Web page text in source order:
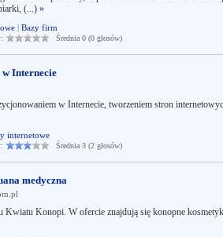
(...) »
| Bazy firm
Średnia 0 (0 głosów)
Internecie
w Internecie, tworzeniem stron
internetowe
Średnia 3 (2 głosów)
medyczna
Kwiatu Konopi. W ofercie znajdują się konopne